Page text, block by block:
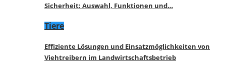
Sicherheit: Auswahl, Funktionen und…
Tiere
Effiziente Lösungen und Einsatzmöglichkeiten von
Viehtreibern im Landwirtschaftsbetrieb